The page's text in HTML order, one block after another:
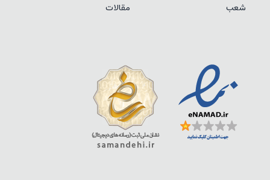
شعب
مقالات